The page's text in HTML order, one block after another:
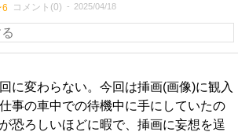
コメント(0) 2025/04/18
に変わらない。今回は挿画(画像)に観入
事の車中での待機中に手にしていたの
恐ろしいほどに暇で、挿画に妄想を逞